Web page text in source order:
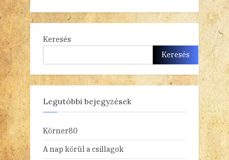
Keresés
Keresés
Legutóbbi bejegyzések
Körner80
A nap körül a csillagok